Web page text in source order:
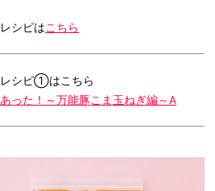
シピはこちら
シピ①はこちら
った！～万能豚こま玉ねぎ編～A